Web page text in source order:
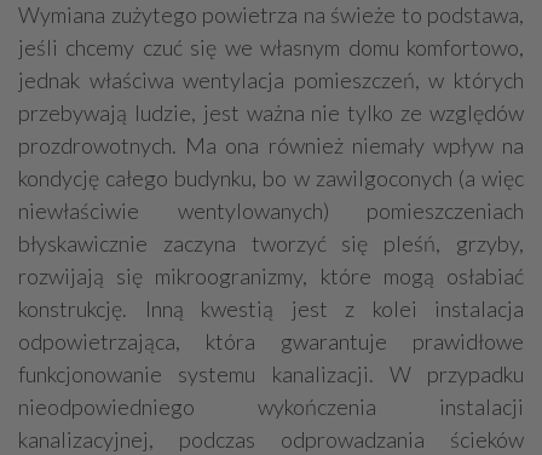
Wymiana zużytego powietrza na świeże to podstawa,
jeśli chcemy czuć się we własnym domu komfortowo,
jednak właściwa wentylacja pomieszczeń, w których
przebywają ludzie, jest ważna nie tylko ze względów
prozdrowotnych. Ma ona również niemały wpływ na
kondycję całego budynku, bo w zawilgoconych (a więc
niewłaściwie wentylowanych) pomieszczeniach
błyskawicznie zaczyna tworzyć się pleśń, grzyby,
rozwijają się mikroogranizmy, które mogą osłabiać
konstrukcję. Inną kwestią jest z kolei instalacja
odpowietrzająca, która gwarantuje prawidłowe
funkcjonowanie systemu kanalizacji. W przypadku
nieodpowiedniego wykończenia instalacji
kanalizacyjnej, podczas odprowadzania ścieków